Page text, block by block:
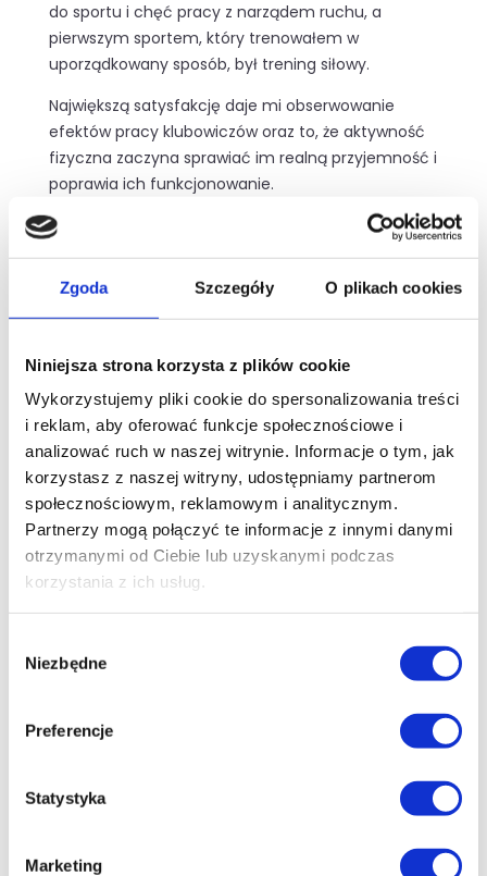
Zgoda Szczegóły O plikach cookies
Niniejsza strona korzysta z plików cookie
Wykorzystujemy pliki cookie do spersonalizowania treści
i reklam, aby oferować funkcje społecznościowe i
analizować ruch w naszej witrynie. Informacje o tym, jak
korzystasz z naszej witryny, udostępniamy partnerom
społecznościowym, reklamowym i analitycznym.
Partnerzy mogą połączyć te informacje z innymi danymi
otrzymanymi od Ciebie lub uzyskanymi podczas
korzystania z ich usług.
zgody
Niezbędne
Preferencje
Statystyka
Marketing
do sportu i chęć pracy z narządem ruchu, a
pierwszym sportem, który trenowałem w
uporządkowany sposób, był trening siłowy.
Największą satysfakcję daje mi obserwowanie
efektów pracy klubowiczów oraz to, że aktywność
fizyczna zaczyna sprawiać im realną przyjemność i
poprawia ich funkcjonowanie.
W pracy zwracam uwagę przede wszystkim na
parametrów treningu, dbając o bezpieczeństwo i
skuteczność. Na co dzień stawiam na zdrowy styl
działania."
dziś i umów się na pierwszą sesję z naszym